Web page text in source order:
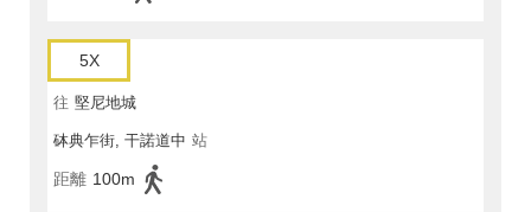
5X
往 堅尼地城
砵典乍街, 干諾道中 站
距離 100m